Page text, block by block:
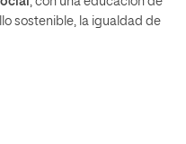
sostenible, la igualdad de